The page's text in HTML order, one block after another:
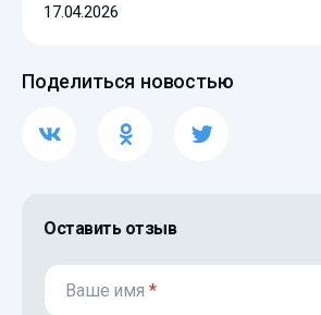
17.04.2026
Поделиться новостью
Оставить отзыв
Ваше имя *